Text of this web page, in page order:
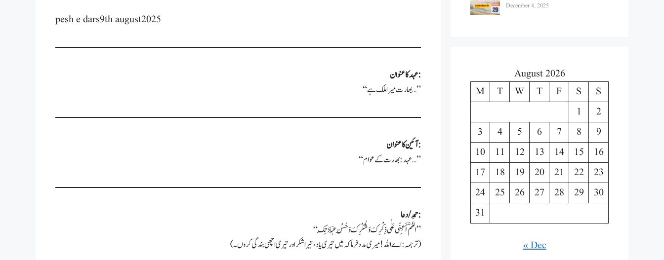
pesh e dars9th august2025
عہد کا عنوان:
“بھارت میرا ملک ہے…”
آئین کا عنوان:
“عہد: بھارت کے عوام…”
حمد/دعا:
“اللّٰہُمَّ أَعِنِّی عَلٰی ذِکْرِکَ وَشُکْرِکَ وَحُسْنِ عِبَادَتِکَ”
(ترجمہ: اے اللہ! میری مدد فرما کہ میں تیری یاد، تیرا شکر اور تیری اچھی بندگی کروں۔)
December 4, 2025
August 2026
M
T W T F S
S
1
2
3
4 5 6 7 8
9
10
11 12 13 14 15
16
17
18 19 20 21 22
23
24
25 26 27 28 29
30
31
« Dec